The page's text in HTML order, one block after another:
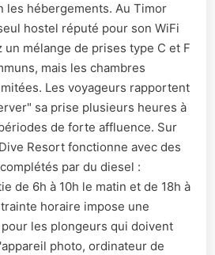
les hébergements. Au Timor
hostel réputé pour son WiFi
mélange de prises type C et F
mais les chambres
Les voyageurs rapportent
sa prise plusieurs heures à
de forte affluence. Sur
Resort fonctionne avec des
par du diesel :
de 6h à 10h le matin et de 18h à
horaire impose une
les plongeurs qui doivent
photo, ordinateur de